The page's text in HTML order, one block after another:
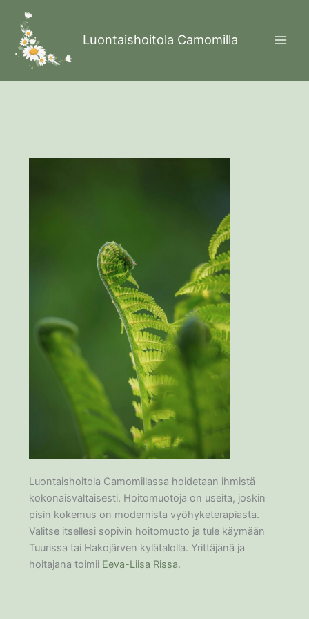
content
Luontaishoitola Camomilla
Luontaishoitola Camomillassa hoidetaan ihmistä
kokonaisvaltaisesti. Hoitomuotoja on useita, joskin
pisin kokemus on modernista vyöhyketerapiasta.
Valitse itsellesi sopivin hoitomuoto ja tule käymään
Tuurissa tai Hakojärven kylätalolla. Yrittäjänä ja
hoitajana toimii Eeva-Liisa Rissa.